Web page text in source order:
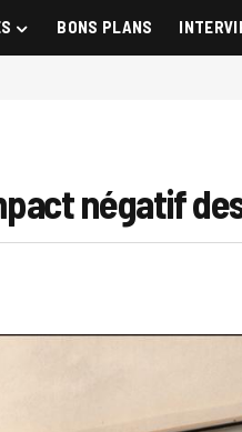
BONS PLANS
négatif